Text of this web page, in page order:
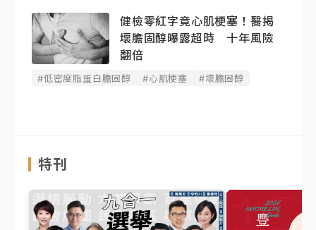
健檢零紅字竟心肌梗塞！醫揭
壞膽固醇曝露超時 十年風險
翻倍
#低密度脂蛋白膽固醇 #心肌梗塞 #壞膽固醇
特刊